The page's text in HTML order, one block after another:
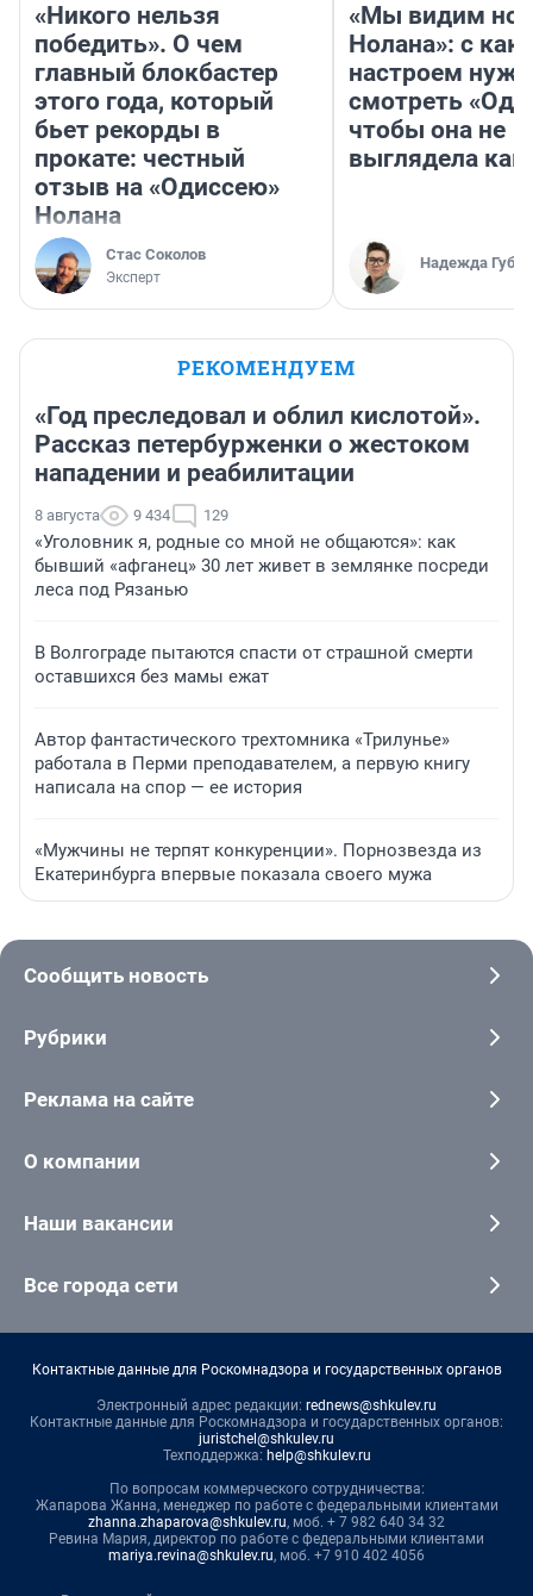
«Никого нельзя
победить». О чем
главный блокбастер
этого года, который
бьет рекорды в
прокате: честный
отзыв на «Одиссею»
Нолана
Стас Соколов
Эксперт
«Мы видим
Нолана»: с
настроем
смотреть
чтобы она не
выглядела как
Надежда
РЕКОМЕНДУЕМ
«Год преследовал и облил кислотой».
Рассказ петербурженки о жестоком
нападении и реабилитации
8 августа 9 434 129
«Уголовник я, родные со мной не общаются»: как
бывший «афганец» 30 лет живет в землянке посреди
леса под Рязанью
В Волгограде пытаются спасти от страшной смерти
оставшихся без мамы ежат
Автор фантастического трехтомника «Трилунье»
работала в Перми преподавателем, а первую книгу
написала на спор — ее история
«Мужчины не терпят конкуренции». Порнозвезда из
Екатеринбурга впервые показала своего мужа
Сообщить новость
Рубрики
Реклама на сайте
О компании
Наши вакансии
Все города сети
Контактные данные для Роскомнадзора и государственных органов
Электронный адрес редакции: rednews@shkulev.ru
Контактные данные для Роскомнадзора и государственных органов:
juristchel@shkulev.ru
Техподдержка: help@shkulev.ru
По вопросам коммерческого сотрудничества:
Жапарова Жанна, менеджер по работе с федеральными клиентами
zhanna.zhaparova@shkulev.ru, моб. + 7 982 640 34 32
Ревина Мария, директор по работе с федеральными клиентами
mariya.revina@shkulev.ru, моб. +7 910 402 4056